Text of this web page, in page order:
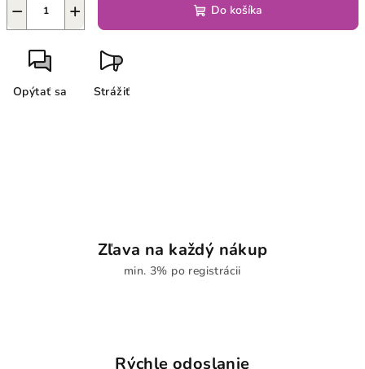
+
− Do košíka
Opýtať sa Strážiť
Zľava na každý nákup
min. 3% po registrácii
Rýchle odoslanie